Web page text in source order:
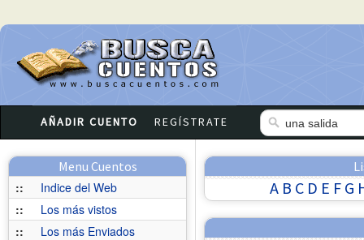
AÑADIR CUENTO REGÍSTRATE
Menu Cuentos
::
Indice del Web
::
Los más vistos
::
Los más Enviados
A B C D E F G